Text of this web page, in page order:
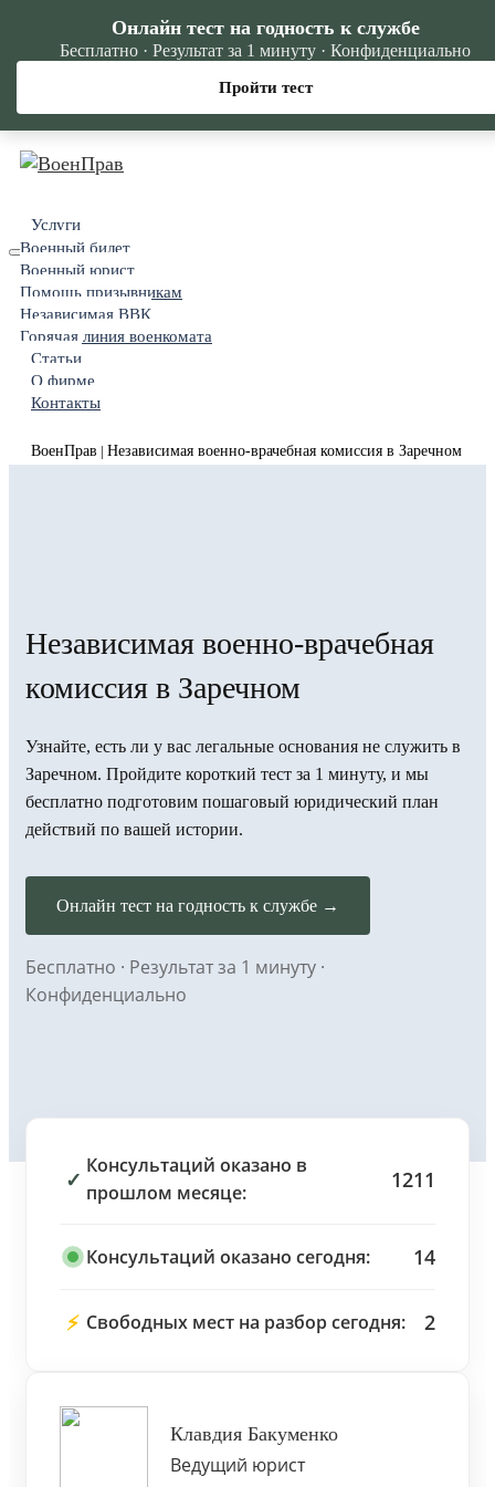
Услуги
Военный билет
Военный юрист
Помощь призывникам
Независимая ВВК
Горячая линия военкомата
Статьи
О фирме
Контакты
ВоенПрав Независимая военно-врачебная комиссия в Заречном
Независимая военно-врачебная
комиссия в Заречном
Узнайте, есть ли у вас легальные основания не служить в
Заречном. Пройдите короткий тест за 1 минуту, и мы
бесплатно подготовим пошаговый юридический план
действий по вашей истории.
Онлайн тест на годность к службе →
Бесплатно · Результат за 1 минуту ·
Конфиденциально
✓
Консультаций оказано в
прошлом месяце:
1211
Консультаций оказано сегодня: 14
⚡ Свободных мест на разбор сегодня: 2
Клавдия Бакуменко
Ведущий юрист
Онлайн тест на годность к службе
Бесплатно · Результат за 1 минуту · Конфиденциально
Пройти тест